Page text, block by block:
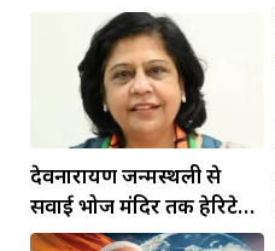
देवनारायण जन्मस्थली से
सवाई भोज मंदिर तक हेरिटेज
कॉरिडोर बनाने की मांग